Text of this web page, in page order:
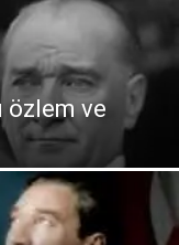
özlem ve